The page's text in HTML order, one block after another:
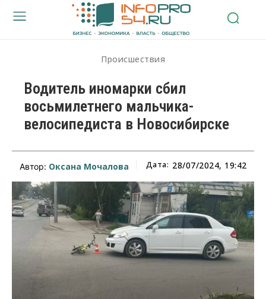
Происшествия
Водитель иномарки сбил
восьмилетнего мальчика-
велосипедиста в Новосибирске
Автор: Оксана Мочалова Дата: 28/07/2024, 19:42